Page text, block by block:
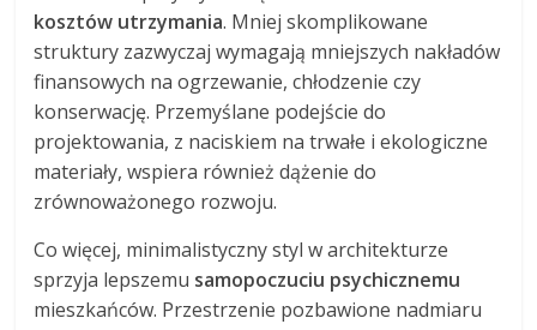
kosztów utrzymania. Mniej skomplikowane
struktury zazwyczaj wymagają mniejszych nakładów
finansowych na ogrzewanie, chłodzenie czy
konserwację. Przemyślane podejście do
projektowania, z naciskiem na trwałe i ekologiczne
materiały, wspiera również dążenie do
zrównoważonego rozwoju.
Co więcej, minimalistyczny styl w architekturze
sprzyja lepszemu samopoczuciu psychicznemu
mieszkańców. Przestrzenie pozbawione nadmiaru